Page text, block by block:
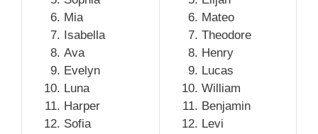
Mia
Isabella
Ava
Evelyn
Luna
Harper
Sofia
Mateo
Theodore
Henry
Lucas
William
Benjamin
Levi